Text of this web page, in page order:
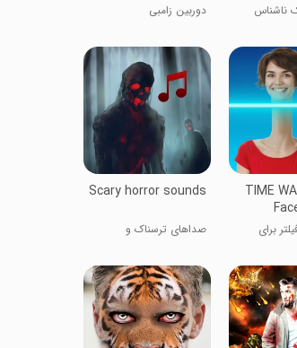
ناشناس دوربین زامبی
TIME
برای
Scary horror sounds
صداهای ترسناک و